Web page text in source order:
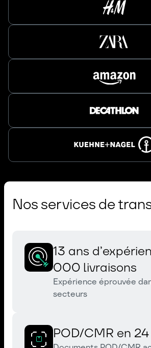
Nos services de
13 ans
000 livraisons
Expérience éprouvée
secteurs
POD/CMR en